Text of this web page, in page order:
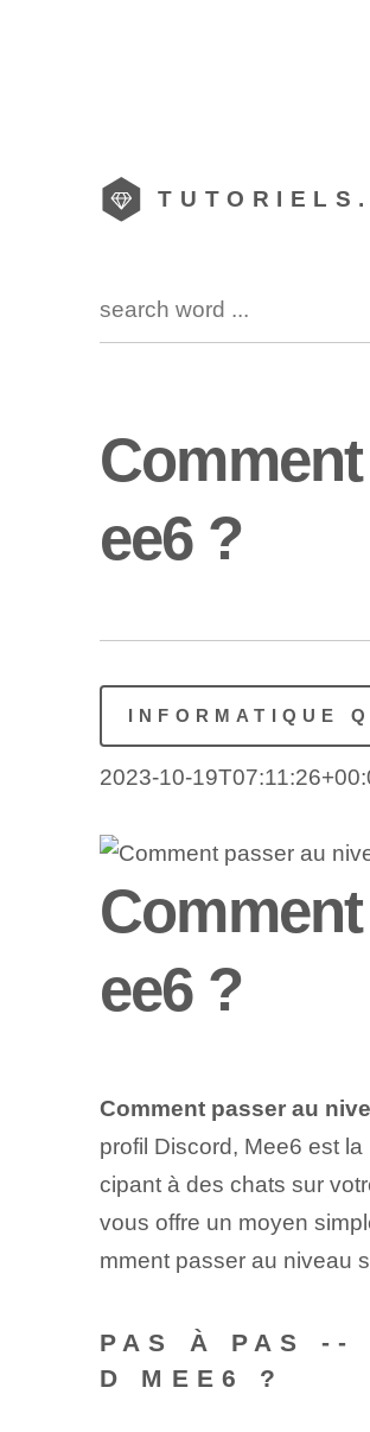
ee6 ?
INFORMATIQUE
2023-10-
ee6 ?
Comment passer au
profil Discord, Mee6 est
cipant à des chats sur
vous offre un moyen
mment passer au niveau
PAS À PAS --
D MEE6 ?